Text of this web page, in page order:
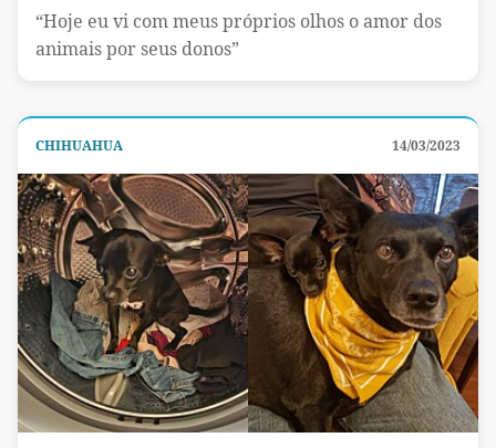
“Hoje eu vi com meus próprios olhos o amor dos
animais por seus donos”
CHIHUAHUA 14/03/2023